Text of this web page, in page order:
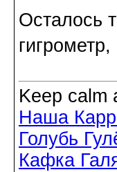
Осталось
Keep calm
Наша
Голубь
Кафка